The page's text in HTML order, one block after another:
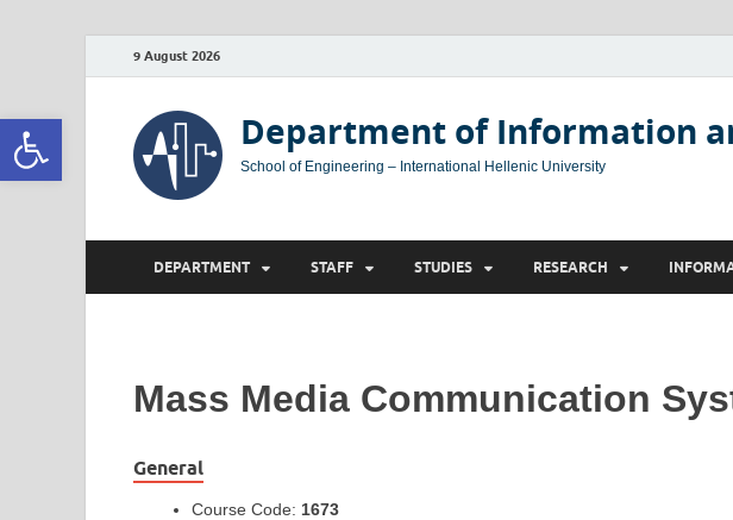
Open toolbar
9 August 2026
Department of Information
School of Engineering – International Hellenic University
DEPARTMENT STAFF STUDIES RESEARCH
Mass Media Communication
General
Course Code: 1673